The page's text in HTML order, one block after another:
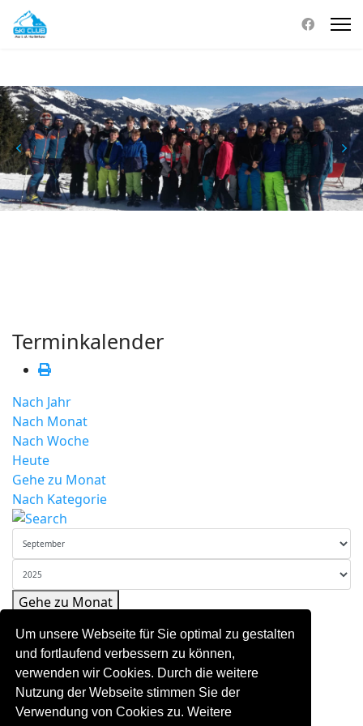
Um unsere Webseite für Sie optimal zu gestalten
und fortlaufend verbessern zu können,
verwenden wir Cookies. Durch die weitere
Nutzung der Webseite stimmen Sie der
Verwendung von Cookies zu. Weitere
Terminkalender
Nach Jahr
Nach Monat
Nach Woche
Heute
Gehe zu Monat
Nach Kategorie
Gehe zu Monat
Samstag, 06. September 2025
Folgetag
Es wurden keine Events gefunden